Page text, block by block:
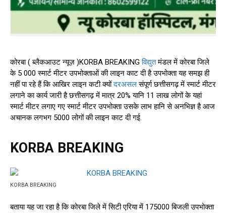
कोरबा ( ब्लैकआउट न्यूज़ )KORBA BREAKINGविद्युतमंडल में कोरबा जिले
के 5 000 स्मार्ट मीटर उपभोक्ताओं की लाइन काट दी है उपभोक्ता यह समझ ही
नहीं पा रहे हैं कि आखिर लाइन कटी क्योंदरअसलसंपूर्ण छत्तीसगढ़ में स्मार्ट मीटर
लगाने का कार्य जारी है छत्तीसगढ़ में मात्र 20% यानि 11 लाख लोगों के यहां
स्मार्ट मीटर लगाए गए स्मार्ट मीटर उपभोक्ता उसके लाभ हानि से अनभिज्ञ है आज
अचानक लगभग 5000 लोगों की लाइन काट दी गई.
KORBA BREAKING
KORBA BREAKING
बताया यह जा रहा है कि कोरबा जिले में सिटी एरिया में 175000 बिजली उपभोक्ता